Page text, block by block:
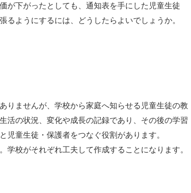
が下がったとしても、通知表を手にした児童生徒
ようにするには、どうしたらよいでしょうか。
りませんが、学校から家庭へ知らせる児童生徒の教
活の状況、変化や成長の記録であり、その後の学習
童生徒・保護者をつなぐ役割があります。
学校がそれぞれ工夫して作成することになります。